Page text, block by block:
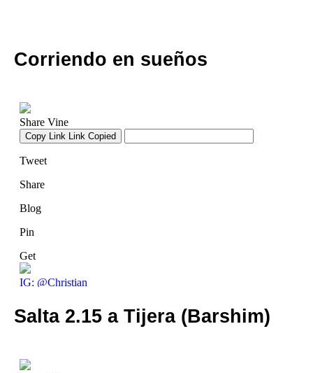
Corriendo en sueños
Salta 2.15 a Tijera (Barshim)